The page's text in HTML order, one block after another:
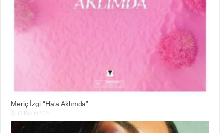
Meriç İzgi “Hala Aklımda”